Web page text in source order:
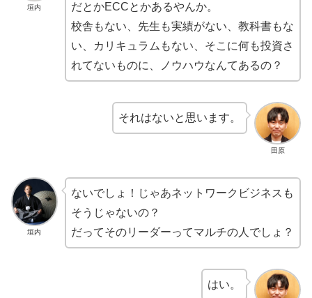
垣内
だとかECCとかあるやんか。
校舎もない、先生も実績がない、教科書もな
い、カリキュラムもない、そこに何も投資さ
れてないものに、ノウハウなんてあるの？
田原
それはないと思います。
垣内
ないでしょ！じゃあネットワークビジネスも
そうじゃないの？
だってそのリーダーってマルチの人でしょ？
はい。